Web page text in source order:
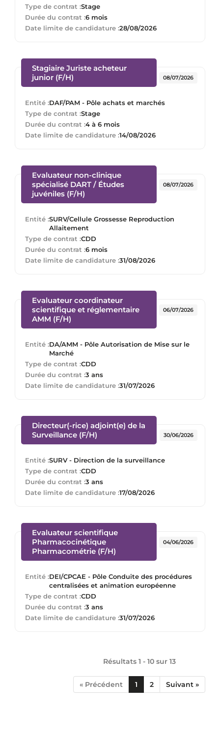
Type de contrat :Stage
Durée du contrat :6 mois
Date limite de candidature :28/08/2026
Stagiaire Juriste acheteur
junior (F/H)
Entité :DAF/PAM - Pôle achats et marchés
Type de contrat :Stage
Durée du contrat :4 à 6 mois
08/07/2026
Date limite de candidature :14/08/2026
Evaluateur non-clinique
spécialisé DART / Études
juvéniles (F/H)
Entité :SURV/Cellule Grossesse Reproduction
Allaitement
Type de contrat :CDD
Durée du contrat :6 mois
08/07/2026
Date limite de candidature :31/08/2026
Evaluateur coordinateur
scientifique et réglementaire
AMM (F/H)
Entité :DA/AMM - Pôle Autorisation de Mise sur le
Marché
Type de contrat :CDD
Durée du contrat :3 ans
06/07/2026
Date limite de candidature :31/07/2026
Directeur(-rice) adjoint(e) de la
Surveillance (F/H)
Entité :SURV - Direction de la surveillance
Type de contrat :CDD
Durée du contrat :3 ans
30/06/2026
Date limite de candidature :17/08/2026
Evaluateur scientifique
Pharmacocinétique
Pharmacométrie (F/H)
Entité :DEI/CPCAE - Pôle Conduite des procédures
centralisées et animation européenne
Type de contrat :CDD
Durée du contrat :3 ans
04/06/2026
Date limite de candidature :31/07/2026
Résultats 1 - 10 sur 13
« Précédent 1 2 Suivant »